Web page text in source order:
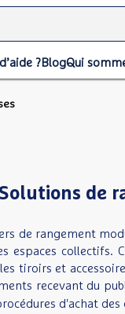
?BlogQui
Solutions de
de rangement
espaces
tiroirs et
recevant du
d'achat